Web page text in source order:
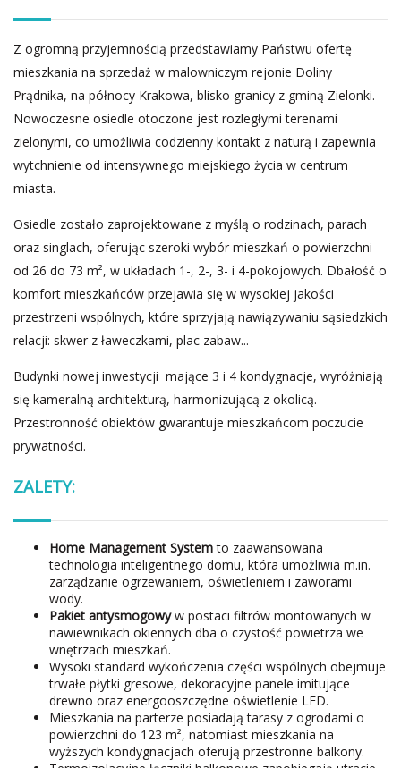
Z ogromną przyjemnością przedstawiamy Państwu ofertę
mieszkania na sprzedaż w malowniczym rejonie Doliny
Prądnika, na północy Krakowa, blisko granicy z gminą Zielonki.
Nowoczesne osiedle otoczone jest rozległymi terenami
zielonymi, co umożliwia codzienny kontakt z naturą i zapewnia
wytchnienie od intensywnego miejskiego życia w centrum
miasta.
Osiedle zostało zaprojektowane z myślą o rodzinach, parach
oraz singlach, oferując szeroki wybór mieszkań o powierzchni
od 26 do 73 m², w układach 1-, 2-, 3- i 4-pokojowych. Dbałość o
komfort mieszkańców przejawia się w wysokiej jakości
przestrzeni wspólnych, które sprzyjają nawiązywaniu sąsiedzkich
relacji: skwer z ławeczkami, plac zabaw...
Budynki nowej inwestycji mające 3 i 4 kondygnacje, wyróżniają
się kameralną architekturą, harmonizującą z okolicą.
Przestronność obiektów gwarantuje mieszkańcom poczucie
prywatności.
ZALETY:
Home Management Systemto zaawansowana
technologia inteligentnego domu, która umożliwia m.in.
zarządzanie ogrzewaniem, oświetleniem i zaworami
wody.
Pakiet antysmogowyw postaci filtrów montowanych w
nawiewnikach okiennych dba o czystość powietrza we
wnętrzach mieszkań.
Wysoki standard wykończenia części wspólnych obejmuje
trwałe płytki gresowe, dekoracyjne panele imitujące
drewno oraz energooszczędne oświetlenie LED.
Mieszkania na parterze posiadają tarasy z ogrodami o
powierzchni do 123 m², natomiast mieszkania na
wyższych kondygnacjach oferują przestronne balkony.